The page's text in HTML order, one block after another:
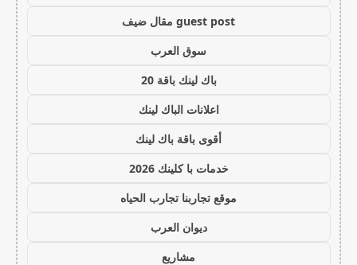
guest post مقال ضيف
سوق العرب
باك لينك باقة 20
اعلانات الباك لينك
أقوى باقة باك لينك
خدمات با كلينك 2026
موقع تجاربنا تجارب الحياه
ديوان العرب
مشاريع